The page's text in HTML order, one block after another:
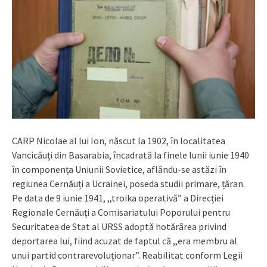
CARP Nicolae al lui Ion, născut la 1902, în localitatea
Vancicăuți din Basarabia, încadrată la finele lunii iunie 1940
în componența Uniunii Sovietice, aflându-se astăzi în
regiunea Cernăuți a Ucrainei, poseda studii primare, țăran.
Pe data de 9 iunie 1941, ,,troika operativă” a Direcției
Regionale Cernăuți a Comisariatului Poporului pentru
Securitatea de Stat al URSS adoptă hotărârea privind
deportarea lui, fiind acuzat de faptul că ,,era membru al
unui partid contrarevoluționar”. Reabilitat conform Legii